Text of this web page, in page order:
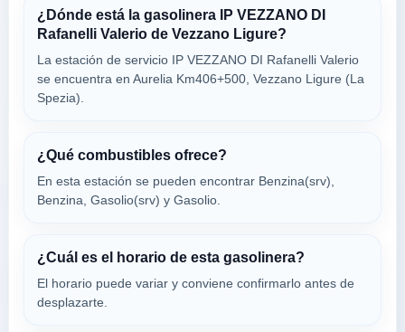
19020
AUTOSERVICE DI
a 3.29 Km
Localita' Prelli
19020
ENI
LA SPEZIA,
19020
VER PRECIOS
¿Dónde está la gasolinera IP VEZZANO DI
Rafanelli Valerio de Vezzano Ligure?
La estación de servicio IP VEZZANO DI Rafanelli Valerio
se encuentra en Aurelia Km406+500, Vezzano Ligure (La
Spezia).
¿Qué combustibles ofrece?
En esta estación se pueden encontrar Benzina(srv),
Benzina, Gasolio(srv) y Gasolio.
¿Cuál es el horario de esta gasolinera?
El horario puede variar y conviene confirmarlo antes de
desplazarte.